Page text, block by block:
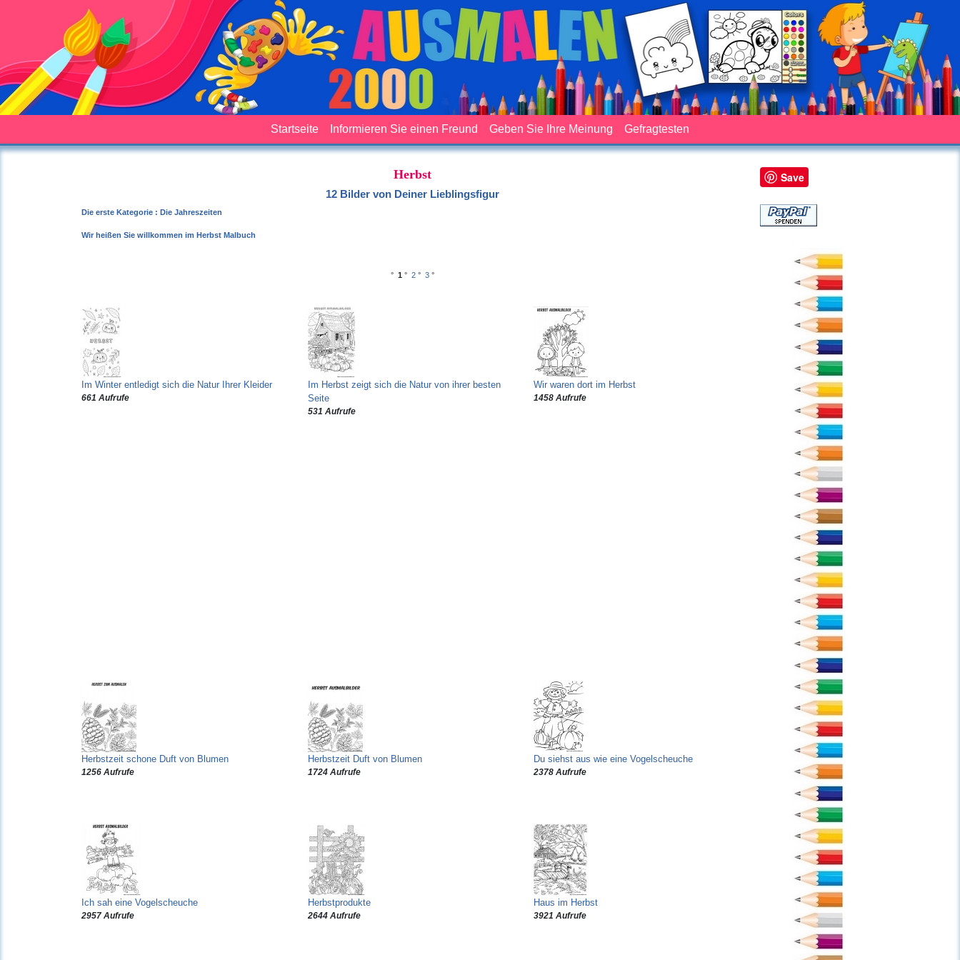
Startseite Informieren Sie einen Freund Geben Sie Ihre Meinung Gefragtesten
Herbst
12 Bilder von Deiner Lieblingsfigur
Die erste Kategorie : Die Jahreszeiten
Wir heißen Sie willkommen im Herbst Malbuch
° 1 ° 2° 3°
Im Winter entledigt sich die Natur Ihrer Kleider
661 Aufrufe
Im Herbst zeigt sich die Natur von ihrer besten
Seite
531 Aufrufe
Wir waren dort im Herbst
1458 Aufrufe
Herbstzeit schone Duft von Blumen
1256 Aufrufe
Herbstzeit Duft von Blumen
1724 Aufrufe
Du siehst aus wie eine Vogelscheuche
2378 Aufrufe
Ich sah eine Vogelscheuche
2957 Aufrufe
Herbstprodukte
2644 Aufrufe
Haus im Herbst
3921 Aufrufe
Save